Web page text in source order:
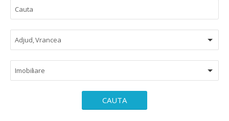
Adjud, Vrancea
Imobiliare
CAUTA